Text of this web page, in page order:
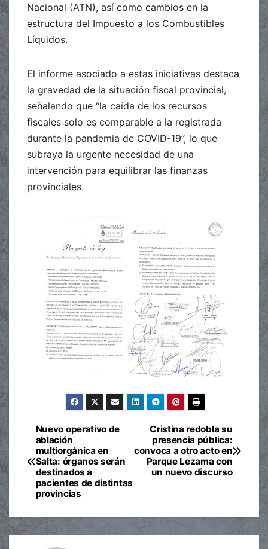
Nacional (ATN), así como cambios en la
estructura del Impuesto a los Combustibles
Líquidos.
El informe asociado a estas iniciativas destaca
la gravedad de la situación fiscal provincial,
señalando que “la caída de los recursos
fiscales solo es comparable a la registrada
durante la pandemia de COVID-19”, lo que
subraya la urgente necesidad de una
intervención para equilibrar las finanzas
provinciales.
Navegación
de
entradas
Cristina redobla su
presencia pública:
convoca a otro acto en
Parque Lezama con
un nuevo discurso
Nuevo operativo de
ablación
multiorgánica en
Salta: órganos serán
destinados a
pacientes de distintas
provincias